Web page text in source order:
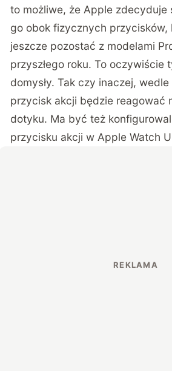
to możliwe, że Apple zdecyduje
go obok fizycznych przycisków,
jeszcze pozostać z modelami
przyszłego roku. To oczywiście
domysły. Tak czy inaczej,
przycisk akcji będzie reagować
dotyku. Ma być też
przycisku akcji w Apple Watch